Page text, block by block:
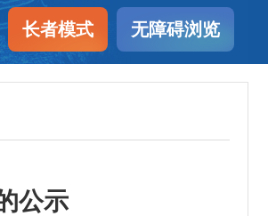
长者模式 无障碍浏览
公示